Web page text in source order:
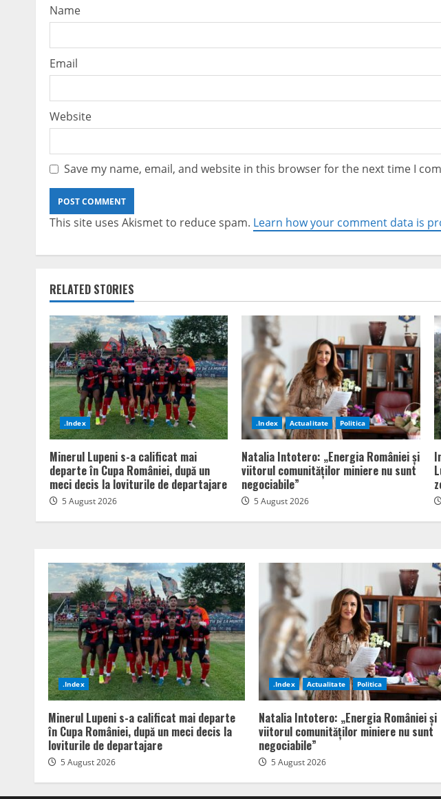
Name
Email
Website
Save my name, email, and website in this browser for the next time I
This site uses Akismet to reduce spam. Learn how your comment data is
RELATED STORIES
.Index
Minerul Lupeni s-a calificat mai
departe în Cupa României, după un
meci decis la loviturile de departajare
5 August 2026
.Index Actualitate Politica
Natalia Intotero: „Energia României și
viitorul comunităților miniere nu sunt
negociabile”
5 August 2026
.Index
Minerul Lupeni s-a calificat mai departe
în Cupa României, după un meci decis la
loviturile de departajare
5 August 2026
.Index Actualitate Politica
Natalia Intotero: „Energia României și
viitorul comunităților miniere nu sunt
negociabile”
5 August 2026